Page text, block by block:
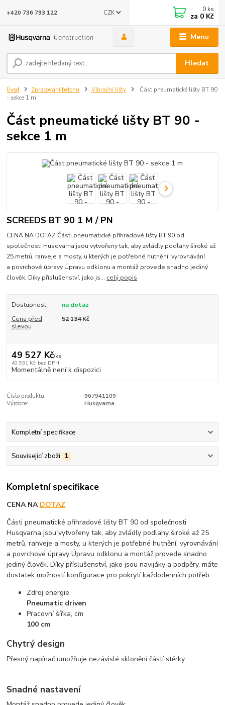
Menu
CZK
Hledat
+420 736 793 122 0 ks
za 0 Kč
Úvod Zpracování betonu Vibrační lišty
Část pneumatické lišty BT 90
- sekce 1 m
Část pneumatické lišty BT 90 -
sekce 1 m
SCREEDS BT 90 1 M / PN
CENA NA DOTAZ Části pneumatické příhradové lišty BT 90 od
společnosti Husqvarna jsou vytvořeny tak, aby zvládly podlahy široké až
25 metrů, ranveje a mosty, u kterých je potřebné hutnění, vyrovnávání
a povrchové úpravy Úpravu odklonu a montáž provede snadno jediný
člověk. Díky příslušenství, jako js... celý popis
Dostupnost
na dotaz
Cena před
slevou
52 134 Kč
49 527 Kč/ks
40 931 Kč bez DPH
Momentálně není k dispozici
Číslo produktu:
967941109
Výrobce:
Husqvarna
Kompletní specifikace
Související zboží 1
Kompletní specifikace
CENA NA DOTAZ
Části pneumatické příhradové lišty BT 90 od společnosti
Husqvarna jsou vytvořeny tak, aby zvládly podlahy široké až 25
metrů, ranveje a mosty, u kterých je potřebné hutnění, vyrovnávání
a povrchové úpravy Úpravu odklonu a montáž provede snadno
jediný člověk. Díky příslušenství, jako jsou navijáky a podpěry, máte
dostatek možností konfigurace pro pokrytí každodenních potřeb.
Zdroj energie
Pneumatic driven
Pracovní šířka, cm
100 cm
Chytrý design
Přesný napínač umožňuje nezávislé sklonění částí stěrky.
Snadné nastavení